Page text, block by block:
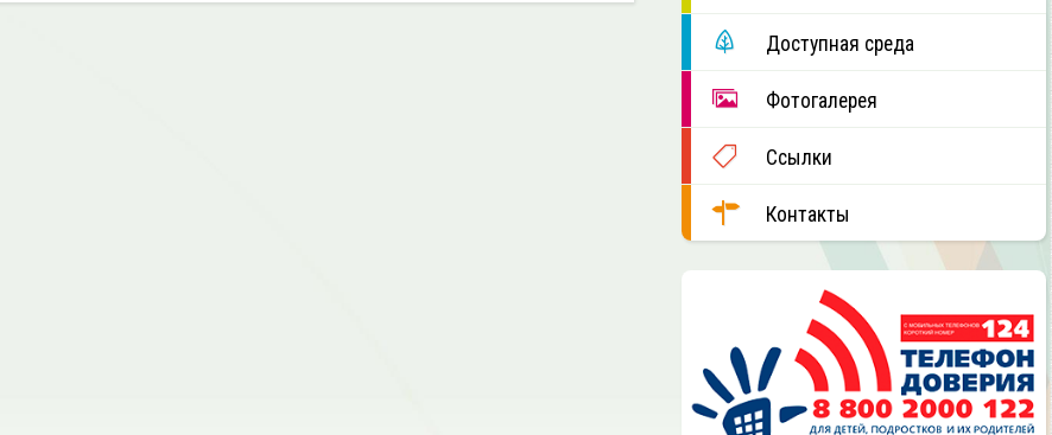
Доступная среда
Фотогалерея
Ссылки
Контакты